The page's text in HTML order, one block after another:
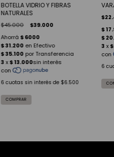
BOTELLA VIDRIO Y FIBRAS
NATURALES
$45.000 $39.000
6 cuotas sin interés de $6.500
6